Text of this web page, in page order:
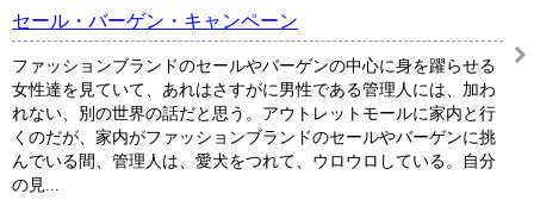
セール・バーゲン・キャンペーン
ファッションブランドのセールやバーゲンの中心に身を躍らせる
女性達を見ていて、あれはさすがに男性である管理人には、加わ
れない、別の世界の話だと思う。アウトレットモールに家内と行
くのだが、家内がファッションブランドのセールやバーゲンに挑
んでいる間、管理人は、愛犬をつれて、ウロウロしている。自分
の見...